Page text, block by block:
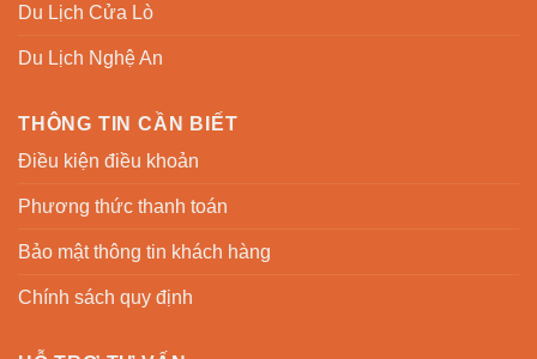
Du Lịch Cửa Lò
Du Lịch Nghệ An
THÔNG TIN CẦN BIẾT
Điều kiện điều khoản
Phương thức thanh toán
Bảo mật thông tin khách hàng
Chính sách quy định